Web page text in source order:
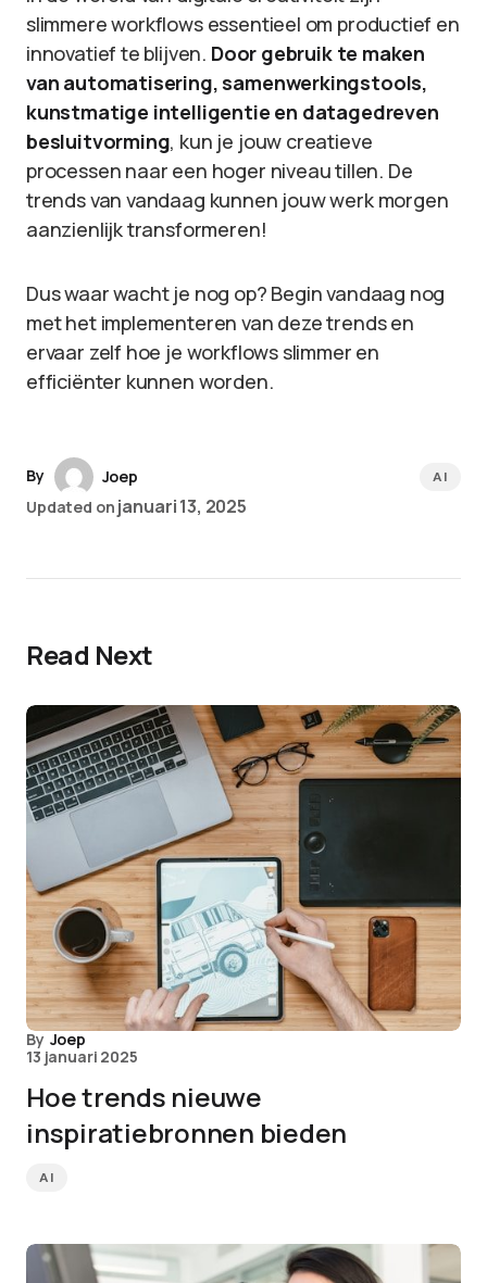
slimmere workflows essentieel om productief en
innovatief te blijven. Door gebruik te maken
van automatisering, samenwerkingstools,
kunstmatige intelligentie en datagedreven
besluitvorming, kun je jouw creatieve
processen naar een hoger niveau tillen. De
trends van vandaag kunnen jouw werk morgen
aanzienlijk transformeren!
Dus waar wacht je nog op? Begin vandaag nog
met het implementeren van deze trends en
ervaar zelf hoe je workflows slimmer en
efficiënter kunnen worden.
By
Joep
Updated on januari 13, 2025
AI
Read Next
By Joep
13 januari 2025
Hoe trends nieuwe
inspiratiebronnen bieden
AI